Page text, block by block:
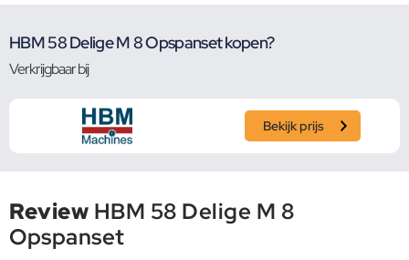
HBM 58 Delige M 8 Opspanset kopen?
Verkrijgbaar bij
Bekijk prijs
Review HBM 58 Delige M 8
Opspanset